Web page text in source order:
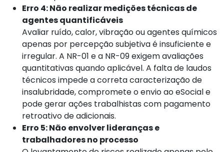
Erro 4: Não realizar medições técnicas de
agentes quantificáveis
Avaliar ruído, calor, vibração ou agentes químicos
apenas por percepção subjetiva é insuficiente e
irregular. A NR-01 e a NR-09 exigem avaliações
quantitativas quando aplicável. A falta de laudos
técnicos impede a correta caracterização de
insalubridade, compromete o envio ao eSocial e
pode gerar ações trabalhistas com pagamento
retroativo de adicionais.
Erro 5: Não envolver lideranças e
trabalhadores no processo